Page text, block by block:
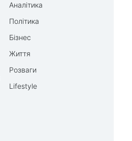
Аналітика
Політика
Бізнес
Життя
Розваги
Lifestyle